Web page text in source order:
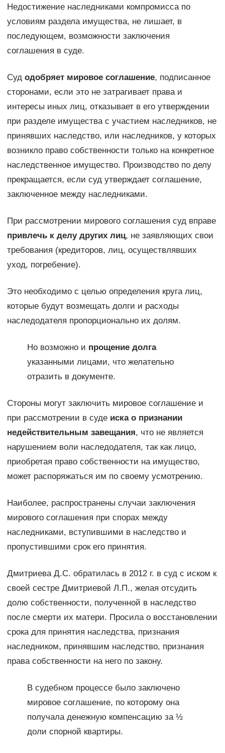
Недостижение наследниками компромисса по
условиям раздела имущества, не лишает, в
последующем, возможности заключения
соглашения в суде.
Суд одобряет мировое соглашение, подписанное
сторонами, если это не затрагивает права и
интересы иных лиц, отказывает в его утверждении
при разделе имущества с участием наследников, не
принявших наследство, или наследников, у которых
возникло право собственности только на конкретное
наследственное имущество. Производство по делу
прекращается, если суд утверждает соглашение,
заключенное между наследниками.
При рассмотрении мирового соглашения суд вправе
привлечь к делу других лиц, не заявляющих свои
требования (кредиторов, лиц, осуществлявших
уход, погребение).
Это необходимо с целью определения круга лиц,
которые будут возмещать долги и расходы
наследодателя пропорционально их долям.
Но возможно и прощение долга
указанными лицами, что желательно
отразить в документе.
Стороны могут заключить мировое соглашение и
при рассмотрении в суде иска о признании
недействительным завещания, что не является
нарушением воли наследодателя, так как лицо,
приобретая право собственности на имущество,
может распоряжаться им по своему усмотрению.
Наиболее, распространены случаи заключения
мирового соглашения при спорах между
наследниками, вступившими в наследство и
пропустившими срок его принятия.
Дмитриева Д.С. обратилась в 2012 г. в суд с иском к
своей сестре Дмитриевой Л.П., желая отсудить
долю собственности, полученной в наследство
после смерти их матери. Просила о восстановлении
срока для принятия наследства, признания
наследником, принявшим наследство, признания
права собственности на него по закону.
В судебном процессе было заключено
мировое соглашение, по которому она
получала денежную компенсацию за ½
доли спорной квартиры.